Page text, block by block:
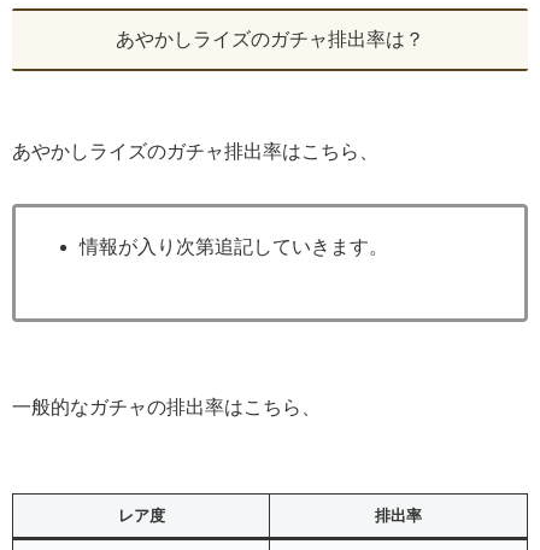
あやかしライズのガチャ排出率は？
あやかしライズのガチャ排出率はこちら、
情報が入り次第追記していきます。
一般的なガチャの排出率はこちら、
レア度 排出率